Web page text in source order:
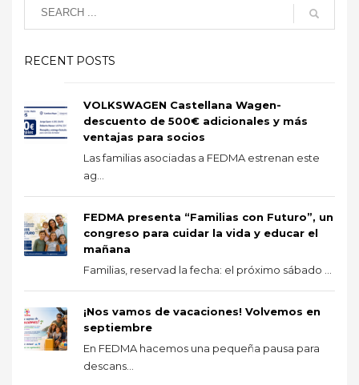
RECENT POSTS
VOLKSWAGEN Castellana Wagen-
descuento de 500€ adicionales y más
ventajas para socios
Las familias asociadas a FEDMA estrenan este
ag...
FEDMA presenta “Familias con Futuro”, un
congreso para cuidar la vida y educar el
mañana
Familias, reservad la fecha: el próximo sábado ...
¡Nos vamos de vacaciones! Volvemos en
septiembre
En FEDMA hacemos una pequeña pausa para
descans...